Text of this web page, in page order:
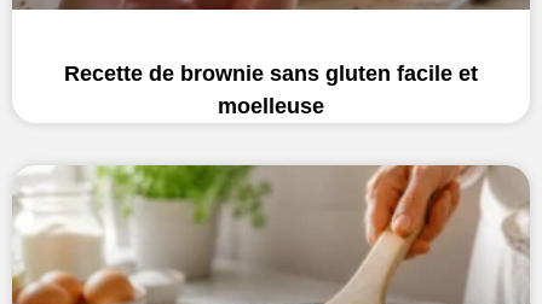
Recette de brownie sans gluten facile et
moelleuse